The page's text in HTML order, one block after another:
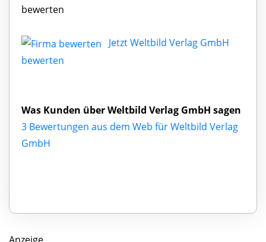
bewerten
Jetzt Weltbild Verlag GmbH
bewerten
Was Kunden über Weltbild Verlag GmbH sagen
3 Bewertungen aus dem Web für Weltbild Verlag
GmbH
Anzeige